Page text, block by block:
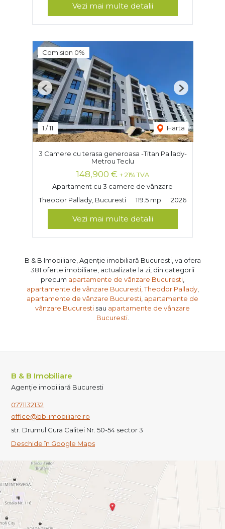
Vezi mai multe detalii
Comision 0%
1 /11 Harta
Previous Next
3 Camere cu terasa generoasa -Titan Pallady-
Metrou Teclu
148,900 € + 21% TVA
Apartament cu 3 camere de vânzare
Theodor Pallady, Bucuresti
119.5 mp 2026
Vezi mai multe detalii
B & B Imobiliare, Agenție imobiliară Bucuresti, va ofera
381 oferte imobiliare, actualizate la zi, din categorii
precum apartamente de vânzare Bucuresti
apartamente de vânzare Bucuresti, Theodor Pallady,
apartamente de vânzare Bucuresti apartamente de
vânzare Bucuresti sau apartamente de vânzare
Bucuresti.
B & B Imobiliare
Agenție imobiliară Bucuresti
0771132132
office@bb-imobiliare.ro
str. Drumul Gura Calitei Nr. 50-54 sector 3
Deschide în Google Maps